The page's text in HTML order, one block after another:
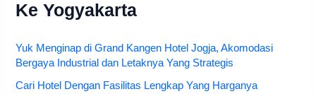
Ke Yogyakarta
Yuk Menginap di Grand Kangen Hotel Jogja, Akomodasi
Bergaya Industrial dan Letaknya Yang Strategis
Cari Hotel Dengan Fasilitas Lengkap Yang Harganya